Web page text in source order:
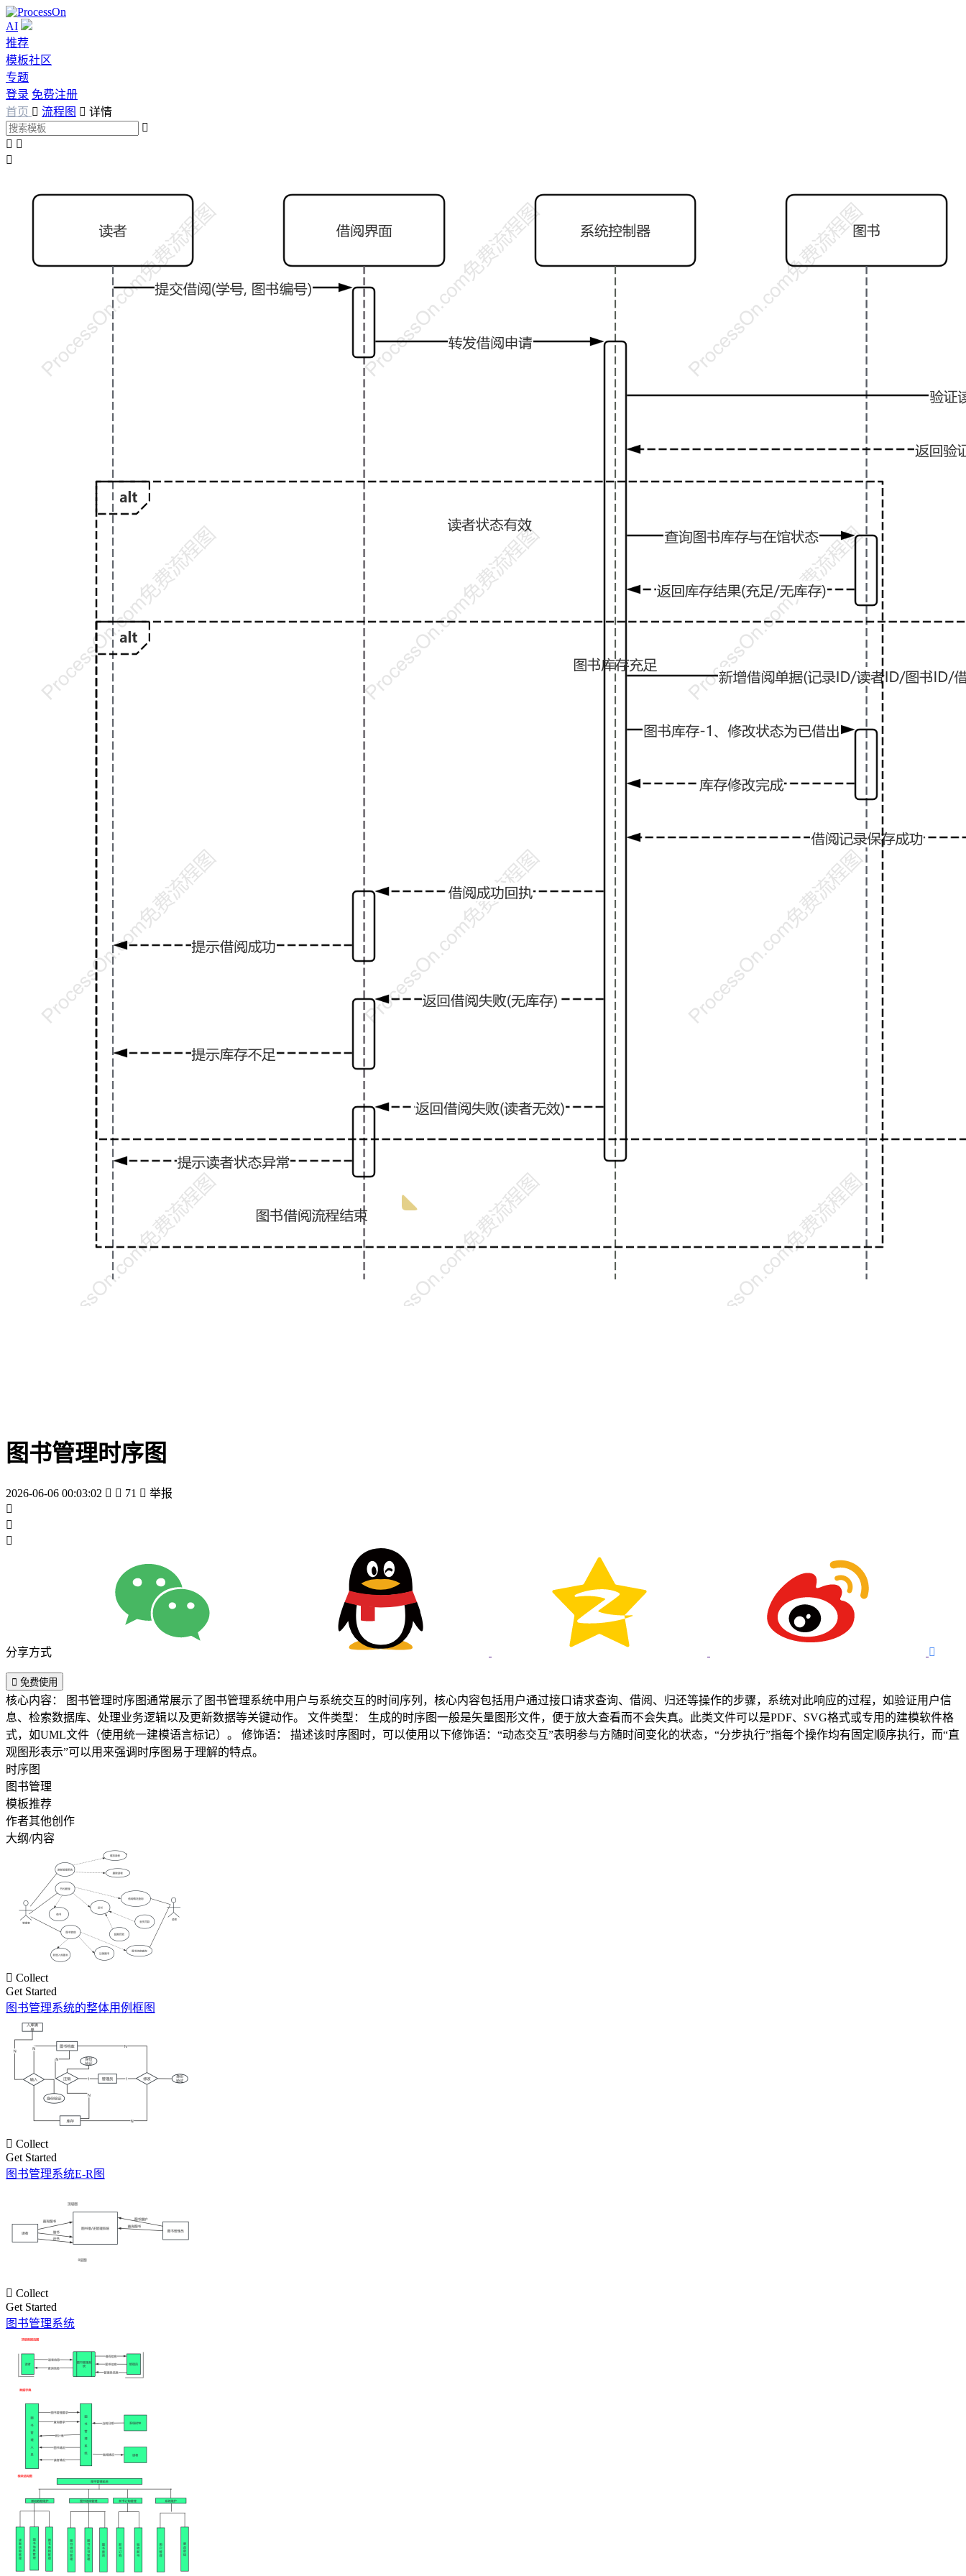
AI
推荐
模板社区
专题
登录 免费注册
首页  流程图  详情

 

图书管理时序图
2026-06-06 00:03:02   71  举报



分享方式 
 免费使用
核心内容： 图书管理时序图通常展示了图书管理系统中用户与系统交互的时间序列，核心内容包括用户通过接口请求查询、借阅、归还等操作的步骤，系统对此响应的过程，如验证用户信
息、检索数据库、处理业务逻辑以及更新数据等关键动作。 文件类型： 生成的时序图一般是矢量图形文件，便于放大查看而不会失真。此类文件可以是PDF、SVG格式或专用的建模软件格
式，如UML文件（使用统一建模语言标记）。 修饰语： 描述该时序图时，可以使用以下修饰语：“动态交互”表明参与方随时间变化的状态，“分步执行”指每个操作均有固定顺序执行，而“直
观图形表示”可以用来强调时序图易于理解的特点。
时序图
图书管理
模板推荐
作者其他创作
大纲/内容
 Collect
Get Started
图书管理系统的整体用例框图
 Collect
Get Started
图书管理系统E-R图
 Collect
Get Started
图书管理系统